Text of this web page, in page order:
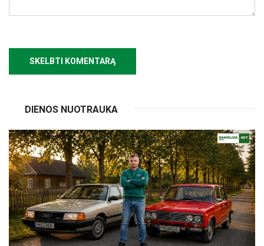
DIENOS NUOTRAUKA